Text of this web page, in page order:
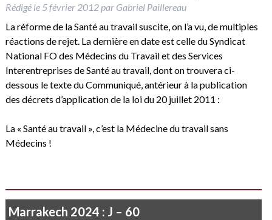
Rédigé le 5 février 2012par Gabriel Paillereau
La réforme de la Santé au travail suscite, on l’a vu, de multiples
réactions de rejet. La dernière en date est celle du Syndicat
National FO des Médecins du Travail et des Services
Interentreprises de Santé au travail, dont on trouvera ci-
dessous le texte du Communiqué, antérieur à la publication
des décrets d’application de la loi du 20 juillet 2011 :
La « Santé au travail », c’est la Médecine du travail sans
Médecins !
Marrakech 2024 : J – 60
Je ne vois rien que le soleil qui poudroie…